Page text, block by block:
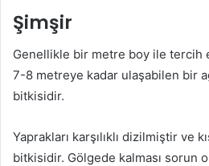
Şimşir
Genellikle bir metre boy ile tercih
7-8 metreye kadar ulaşabilen bir
bitkisidir.
Yaprakları karşılıklı dizilmiştir ve
bitkisidir. Gölgede kalması sorun